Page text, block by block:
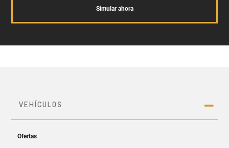
Simular ahora